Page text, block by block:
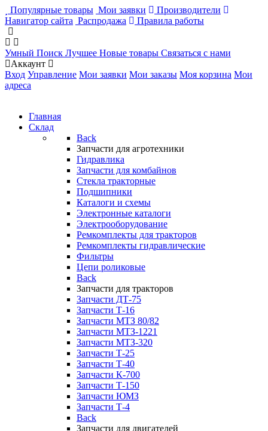
Популярные товары Мои заявки
Производители
Навигатор сайта Распродажа Правила работы
Умный Поиск Лучшее Новые товары Связаться с нами
Аккаунт
Вход Управление Мои заявки Мои заказы Моя корзина Мои
адреса
Главная
Склад
Back
Запчасти для агротехники
Гидравлика
Запчасти для комбайнов
Стекла тракторные
Подшипники
Каталоги и схемы
Электронные каталоги
Электрооборудование
Ремкомплекты для тракторов
Ремкомплекты гидравлические
Фильтры
Цепи роликовые
Back
Запчасти для тракторов
Запчасти ДТ-75
Запчасти Т-16
Запчасти МТЗ 80/82
Запчасти МТЗ-1221
Запчасти МТЗ-320
Запчасти Т-25
Запчасти Т-40
Запчасти К-700
Запчасти Т-150
Запчасти ЮМЗ
Запчасти Т-4
Back
Запчасти для двигателей